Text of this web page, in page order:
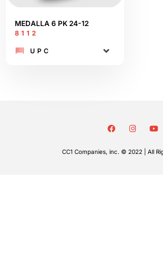
MEDALLA 6 PK 24-12
8112
UPC
CC1 Companies, inc. © 2022 | All